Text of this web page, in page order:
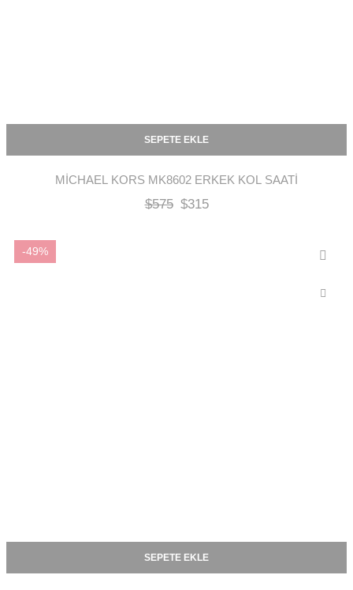
SEPETE EKLE
MICHAEL KORS MK8602 ERKEK KOL SAATI
$575 $315
-49%
SEPETE EKLE